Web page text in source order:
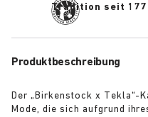
Tradition seit
Produktbeschreibung
Der „Birkenstock x Tekla“-
Mode, die sich aufgrund